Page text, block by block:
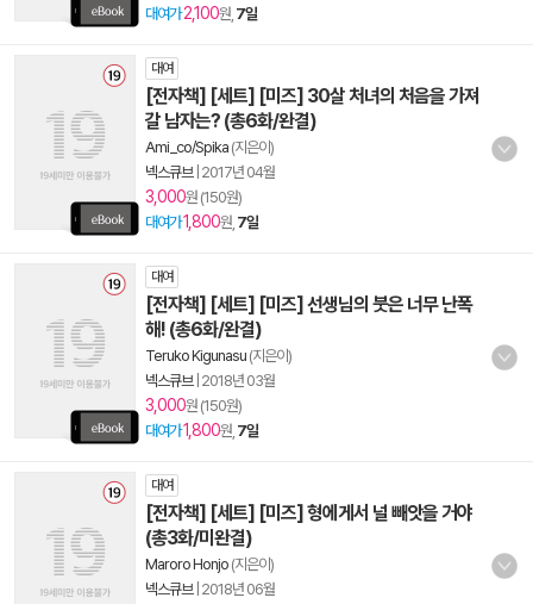
대여가 2,100원, 7일
대여
[전자책] [세트] [미즈] 30살 처녀의 처음을 가져
갈 남자는? (총6화/완결)
Ami_co/Spika (지은이)
넥스큐브| 2017년 04월
3,000원 (150원)
대여가1,800원, 7일
대여
[전자책] [세트] [미즈] 선생님의 붓은 너무 난폭
해! (총6화/완결)
Teruko Kigunasu (지은이)
넥스큐브| 2018년 03월
3,000원 (150원)
대여가1,800원, 7일
대여
[전자책] [세트] [미즈] 형에게서 널 빼앗을 거야
(총3화/미완결)
Maroro Honjo (지은이)
넥스큐브| 2018년 06월